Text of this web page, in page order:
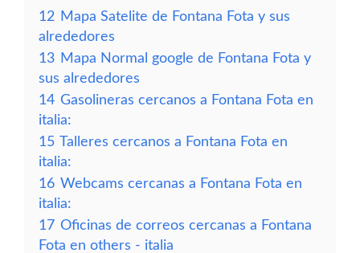
12 Mapa Satelite de Fontana Fota y sus
alrededores
13 Mapa Normal google de Fontana Fota y
sus alrededores
14 Gasolineras cercanos a Fontana Fota en
italia:
15 Talleres cercanos a Fontana Fota en
italia:
16 Webcams cercanas a Fontana Fota en
italia:
17 Oficinas de correos cercanas a Fontana
Fota en others - italia